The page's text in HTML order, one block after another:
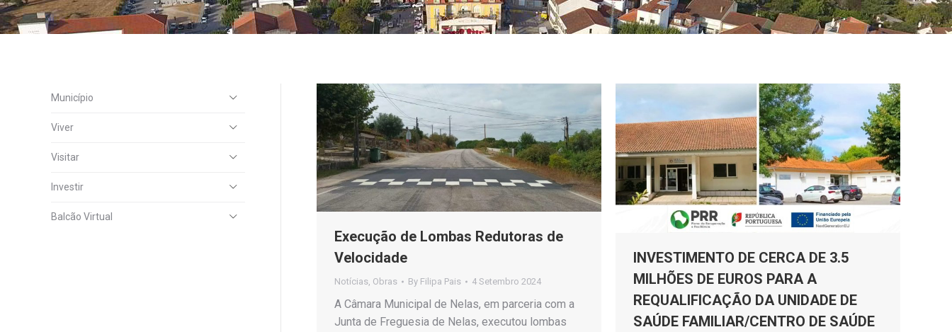
Execução de Lombas Redutoras de
Velocidade
Notícias, Obras By Filipa Pais 4 Setembro 2024
A Câmara Municipal de Nelas, em parceria com a
Junta de Freguesia de Nelas, executou lombas
INVESTIMENTO DE CERCA DE 3.5
MILHÕES DE EUROS PARA A
REQUALIFICAÇÃO DA UNIDADE DE
SAÚDE FAMILIAR/CENTRO DE SAÚDE
Município
Viver
Visitar
Investir
Balcão Virtual